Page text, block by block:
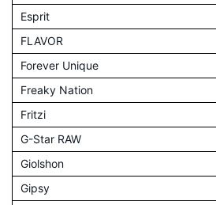
Esprit
FLAVOR
Forever Unique
Freaky Nation
Fritzi
G-Star RAW
Giolshon
Gipsy